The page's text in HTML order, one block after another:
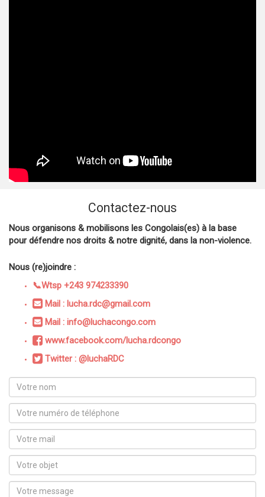
Contactez-nous
Nous organisons & mobilisons les Congolais(es) à la base
pour défendre nos droits & notre dignité, dans la non-violence.
Nous (re)joindre :
📞Wtsp +243 974233390
Mail : lucha.rdc@gmail.com
Mail : info@luchacongo.com
www.facebook.com/lucha.rdcongo
Twitter : @luchaRDC